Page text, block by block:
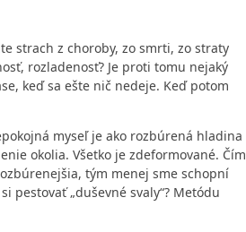
strach z choroby, zo smrti, zo straty
rozladenosť? Je proti tomu nejaký
keď sa ešte nič nedeje. Keď potom
myseľ je ako rozbúrená hladina
okolia. Všetko je zdeformované. Čím
tým menej sme schopní
pestovať „duševné svaly“? Metódu